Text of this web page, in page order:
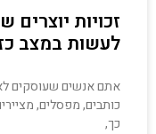
זכויות
לעשות במצב
אתם אנשים שעוסקים
כותבים, מפסלים,
כך,